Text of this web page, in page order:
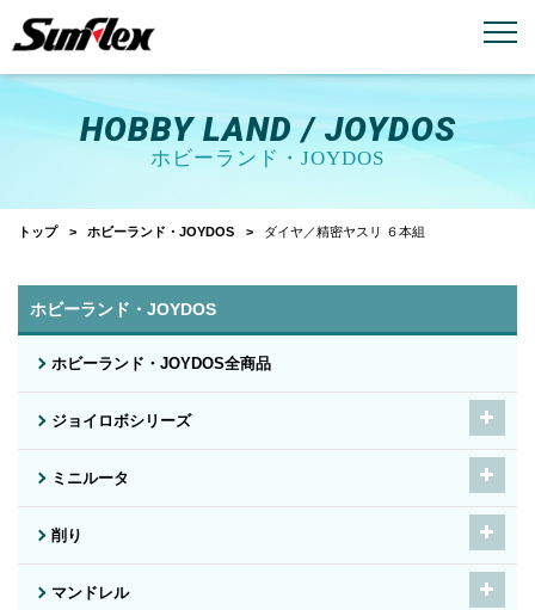
emailお問い合わせ
HOBBY LAND / JOYDOS
ホビーランド・JOYDOS
トップ ホビーランド・JOYDOS ダイヤ／精密ヤスリ ６本組
ホビーランド・JOYDOS
ホビーランド・JOYDOS全商品
ジョイロボシリーズ
ミニルータ
削り
マンドレル